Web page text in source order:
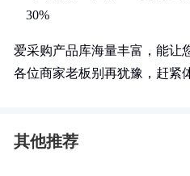
30%
爱采购产品库海量丰富，能让
各位商家老板别再犹豫，赶紧
其他推荐